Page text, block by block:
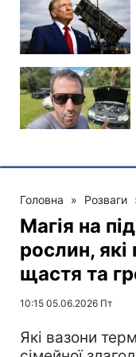
Головна » Розваги
Магія на
рослин, які
щастя та
10:15 05.06.2026 Пт
Які вазони